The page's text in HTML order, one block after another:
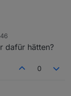
"Basic
function () {
dafür hätten?
0